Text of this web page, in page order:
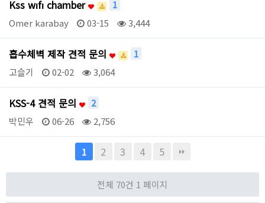
Kss wıfı chamber
1
Omer karabay
03-15 3,444
흡수체벽 제작 견적 문의
1
고슬기
02-02 3,064
KSS-4 견적 문의
2
박민우
06-26 2,756
1 2 3 4 5
전체 70건 1 페이지